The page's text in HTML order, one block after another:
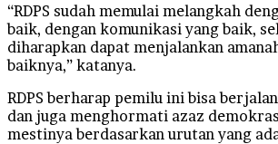
“RDPS sudah memulai melangkah
baik, dengan komunikasi yang baik,
diharapkan dapat menjalankan
baiknya,” katanya.
RDPS berharap pemilu ini bisa
dan juga menghormati azaz
mestinya berdasarkan urutan yang